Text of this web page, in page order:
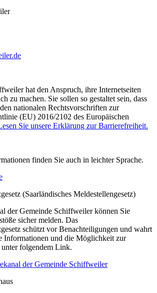
hat den Anspruch, ihre Internetseiten
zu machen. Sie sollen so gestaltet sein, dass
nationalen Rechtsvorschriften zur
(EU) 2016/2102 des Europäischen
Sie unsere Erklärung zur Barrierefreiheit.
finden Sie auch in leichter Sprache.
(Saarländisches Meldestellengesetz)
der Gemeinde Schiffweiler können Sie
sicher melden. Das
schützt vor Benachteiligungen und wahrt
Informationen und die Möglichkeit zur
folgendem Link.
der Gemeinde Schiffweiler